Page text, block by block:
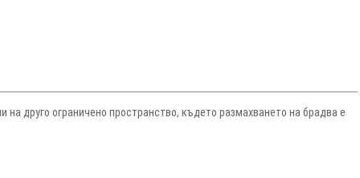
друго ограничено пространство, където размахването на брадва е